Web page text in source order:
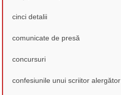
cinci detalii
comunicate de presă
concursuri
confesiunile unui scriitor alergător